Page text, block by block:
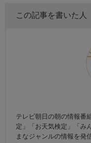
この記事を書いた人
テレビ朝日の朝の情報番
定」「お天気検定」「み
まなジャンルの情報を発